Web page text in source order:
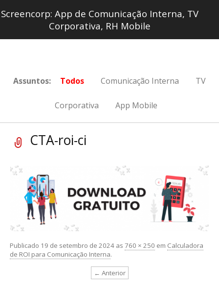
Screencorp: App de Comunicação Interna, TV
Corporativa, RH Mobile
Assuntos: Todos Comunicação Interna TV
Corporativa App Mobile
CTA-roi-ci
Publicado 19 de setembro de 2024 as 760 × 250 em Calculadora
de ROI para Comunicação Interna.
← Anterior